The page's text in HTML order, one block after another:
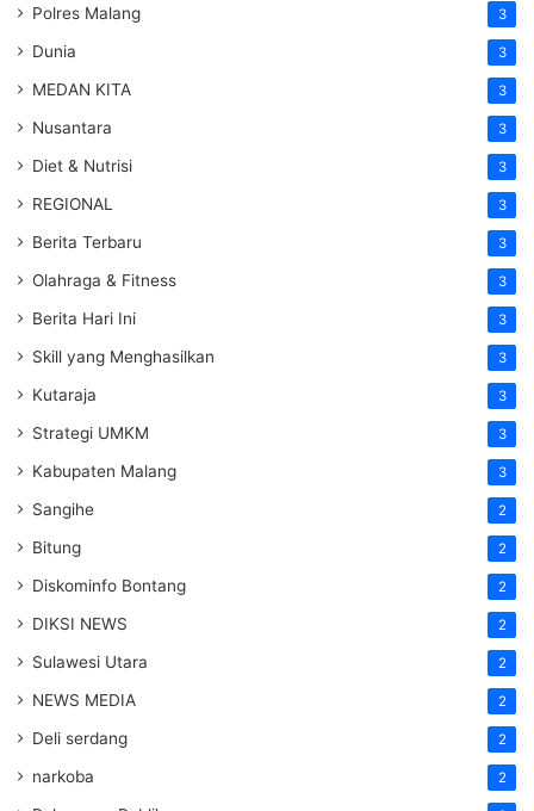
Polres Malang 3
Dunia 3
MEDAN KITA 3
Nusantara 3
Diet & Nutrisi 3
REGIONAL 3
Berita Terbaru 3
Olahraga & Fitness 3
Berita Hari Ini 3
Skill yang Menghasilkan 3
Kutaraja 3
Strategi UMKM 3
Kabupaten Malang 3
Sangihe 2
Bitung 2
Diskominfo Bontang 2
DIKSI NEWS 2
Sulawesi Utara 2
NEWS MEDIA 2
Deli serdang 2
narkoba 2